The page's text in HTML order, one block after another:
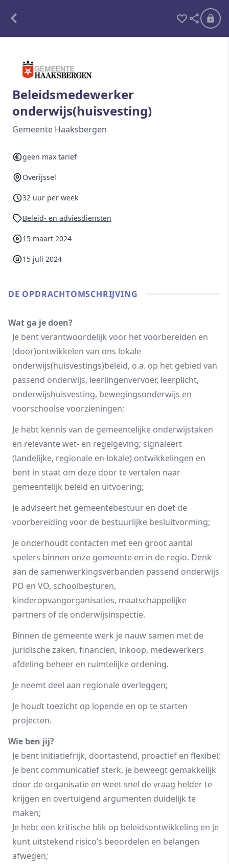
Freelance
Detachering
Interim opdrachten statistiek
Beleidsmedewerker
onderwijs(huisvesting)
Gemeente Haaksbergen
geen max tarief
Overijssel
32 uur per week
Beleid- en adviesdiensten
15 maart 2024
15 juli 2024
DE OPDRACHT­OMSCHRIJVING
Wat ga je doen?
Je bent verantwoordelijk voor het voorbereiden en
(door)ontwikkelen van ons lokale
onderwijs(huisvestings)beleid, o.a. op het gebied van
passend onderwijs, leerlingenvervoer, leerplicht,
onderwijshuisvesting, bewegingsonderwijs en
voorschoolse voorzieningen;
Je hebt kennis van de gemeentelijke onderwijstaken
en relevante wet- en regelgeving; signaleert
(landelijke, regionale en lokale) ontwikkelingen en
bent in staat om deze door te vertalen naar
gemeentelijk beleid en uitvoering;
Je adviseert het gemeentebestuur en doet de
voorbereiding voor de bestuurlijke besluitvorming;
Je onderhoudt contacten met een groot aantal
spelers binnen onze gemeente en in de regio. Denk
aan de samenwerkingsverbanden passend onderwijs
PO en VO, schoolbesturen,
kinderopvangorganisaties, maatschappelijke
partners of de onderwijsinspectie.
Binnen de gemeente werk je nauw samen met de
juridische zaken, financiën, inkoop, medewerkers
afdeling beheer en ruimtelijke ordening.
Je neemt deel aan regionale overleggen;
Je houdt toezicht op lopende en op te starten
projecten.
Wie ben jij?
Je bent initiatiefrijk, doortastend, proactief en flexibel;
Je bent communicatief sterk, je beweegt gemakkelijk
door de organisatie en weet snel de vraag helder te
krijgen en overtuigend argumenten duidelijk te
maken;
Je hebt een kritische blik op beleidsontwikkeling en je
kunt uitstekend risico’s beoordelen en belangen
afwegen;